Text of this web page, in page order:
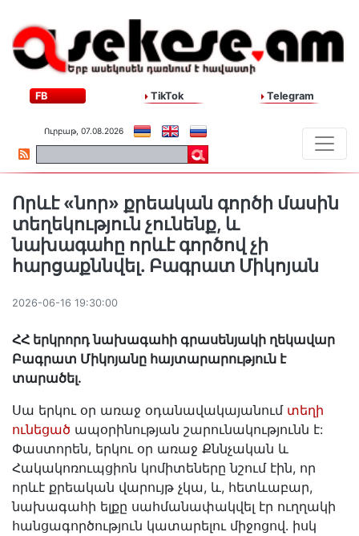
FB TikTok Telegram
Ուրբաթ, 07.08.2026
Որևէ «նոր» քրեական գործի մասին
տեղեկություն չունենք, և
նախագահը որևէ գործով չի
հարցաքննվել. Բագրատ Միկոյան
2026-06-16 19:30:00
ՀՀ երկրորդ նախագահի գրասենյակի ղեկավար
Բագրատ Միկոյանը հայտարարություն է
տարածել․
Սա երկու օր առաջ օդանավակայանումտեղի
ունեցած ապօրինության շարունակությունն է:
Փաստորեն, երկու օր առաջ Քննչական և
Հակակոռուպցիոն կոմիտեները նշում էին, որ
որևէ քրեական վարույթ չկա, և, հետևաբար,
նախագահի ելքը սահմանափակվել էր ուղղակի
հանցագործություն կատարելու միջոցով․ իսկ